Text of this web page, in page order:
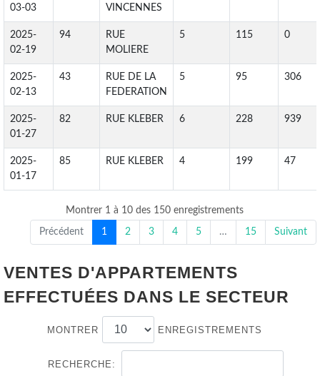
03-03
VINCENNES
2025-
02-19
94
RUE
MOLIERE
5 115 0
2025-
02-13
43
RUE DE LA
FEDERATION
5 95 306
2025-
01-27
82 RUE KLEBER 6 228 939
2025-
01-17
85 RUE KLEBER 4 199 47
Montrer 1 à 10 des 150 enregistrements
Précédent 1 2 3 4 5 … 15 Suivant
VENTES D'APPARTEMENTS
EFFECTUÉES DANS LE SECTEUR
MONTRER ENREGISTREMENTS
RECHERCHE: